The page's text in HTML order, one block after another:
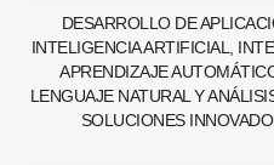
DESARROLLO DE
INTELIGENCIA ARTIFICIAL,
APRENDIZAJE
LENGUAJE NATURAL Y
SOLUCIONES